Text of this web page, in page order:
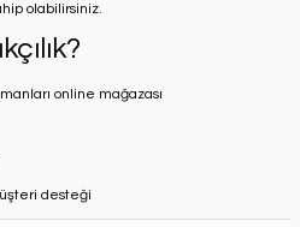
olabilirsiniz.
online mağazası
desteği